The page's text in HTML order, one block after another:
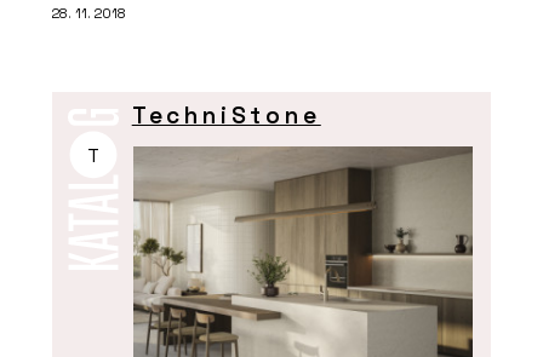
28. 11. 2018
T
TechniStone